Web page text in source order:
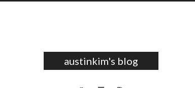
austinkim's blog